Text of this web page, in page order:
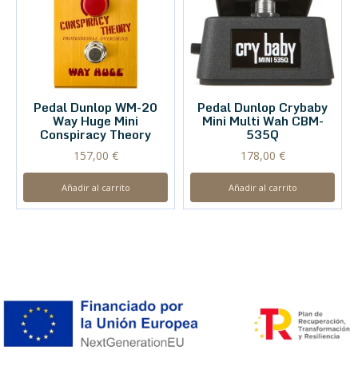
Pedal Dunlop WM-20
Way Huge Mini
Conspiracy Theory
157,00 €
Añadir al carrito
Pedal Dunlop Crybaby
Mini Multi Wah CBM-
535Q
178,00 €
Añadir al carrito